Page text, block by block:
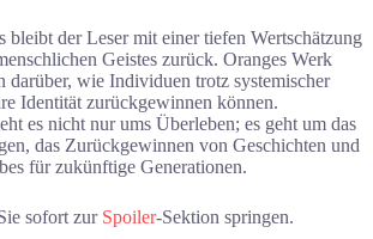
bleibt der Leser mit einer tiefen Wertschätzung
Geistes zurück. Oranges Werk
darüber, wie Individuen trotz systemischer
Identität zurückgewinnen können.
es nicht nur ums Überleben; es geht um das
das Zurückgewinnen von Geschichten und
für zukünftige Generationen.
sofort zur Spoiler-Sektion springen.